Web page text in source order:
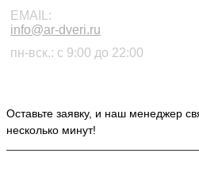
EMAIL:
info@ar-dveri.ru
пн-вск.: с 9:00 до 22:00
Оставьте заявку, и наш менеджер
несколько минут!